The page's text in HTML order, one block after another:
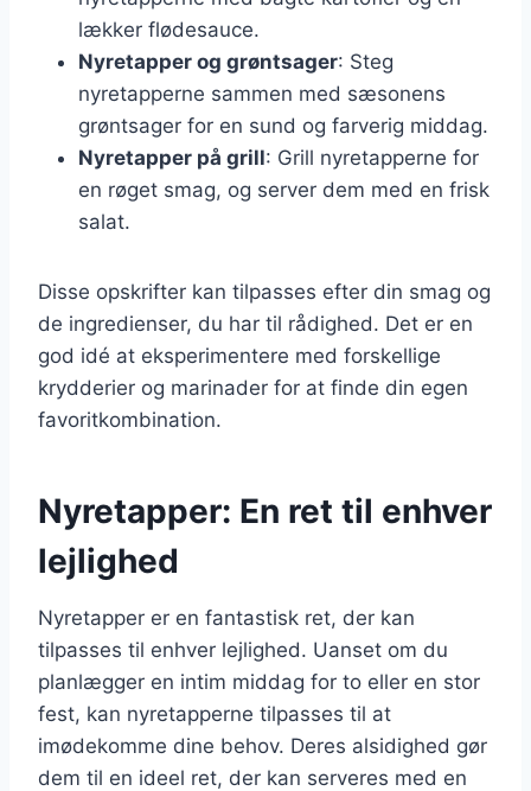
lækker flødesauce.
Nyretapper og grøntsager: Steg
nyretapperne sammen med sæsonens
grøntsager for en sund og farverig middag.
Nyretapper på grill: Grill nyretapperne for
en røget smag, og server dem med en frisk
salat.
Disse opskrifter kan tilpasses efter din smag og
de ingredienser, du har til rådighed. Det er en
god idé at eksperimentere med forskellige
krydderier og marinader for at finde din egen
favoritkombination.
Nyretapper: En ret til enhver
lejlighed
Nyretapper er en fantastisk ret, der kan
tilpasses til enhver lejlighed. Uanset om du
planlægger en intim middag for to eller en stor
fest, kan nyretapperne tilpasses til at
imødekomme dine behov. Deres alsidighed gør
dem til en ideel ret, der kan serveres med en